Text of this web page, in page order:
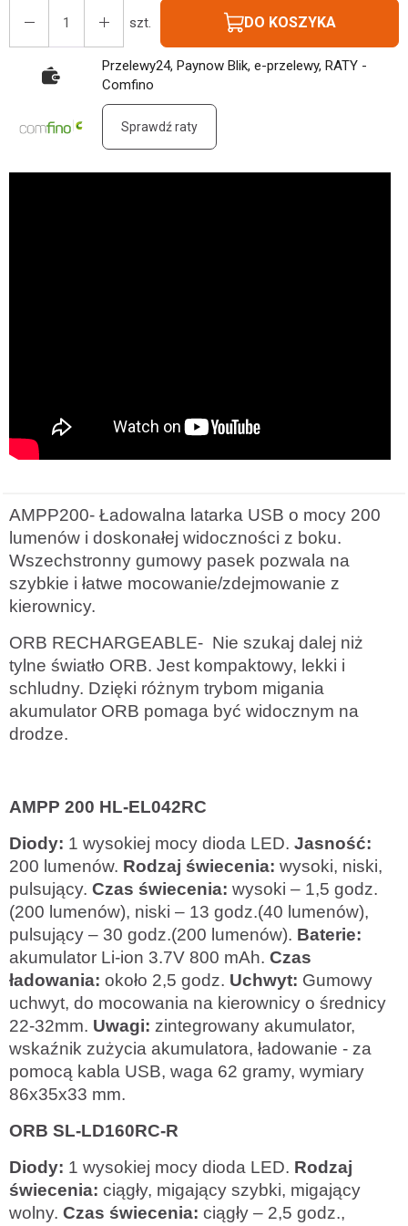
szt. DO KOSZYKA
Przelewy24, Paynow Blik, e-przelewy, RATY -
Comfino
Sprawdź raty
AMPP200- Ładowalna latarka USB o mocy 200
lumenów i doskonałej widoczności z boku.
Wszechstronny gumowy pasek pozwala na
szybkie i łatwe mocowanie/zdejmowanie z
kierownicy.
ORB RECHARGEABLE- Nie szukaj dalej niż
tylne światło ORB. Jest kompaktowy, lekki i
schludny. Dzięki różnym trybom migania
akumulator ORB pomaga być widocznym na
drodze.
AMPP 200 HL-EL042RC
Diody: 1 wysokiej mocy dioda LED. Jasność:
200 lumenów. Rodzaj świecenia: wysoki, niski,
pulsujący. Czas świecenia: wysoki – 1,5 godz.
(200 lumenów), niski – 13 godz.(40 lumenów),
pulsujący – 30 godz.(200 lumenów). Baterie:
akumulator Li-ion 3.7V 800 mAh. Czas
ładowania: około 2,5 godz. Uchwyt: Gumowy
uchwyt, do mocowania na kierownicy o średnicy
22-32mm. Uwagi: zintegrowany akumulator,
wskaźnik zużycia akumulatora, ładowanie - za
pomocą kabla USB, waga 62 gramy, wymiary
86x35x33 mm.
ORB SL-LD160RC-R
Diody: 1 wysokiej mocy dioda LED. Rodzaj
świecenia: ciągły, migający szybki, migający
wolny. Czas świecenia: ciągły – 2,5 godz.,